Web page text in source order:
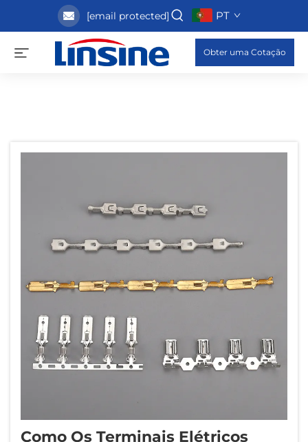
[email protected] PT
Obter uma Cotação
Como Os Terminais Elétricos